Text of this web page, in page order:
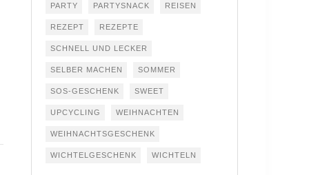
PARTY PARTYSNACK REISEN
REZEPT REZEPTE
SCHNELL UND LECKER
SELBER MACHEN SOMMER
SOS-GESCHENK SWEET
UPCYCLING WEIHNACHTEN
WEIHNACHTSGESCHENK
WICHTELGESCHENK WICHTELN